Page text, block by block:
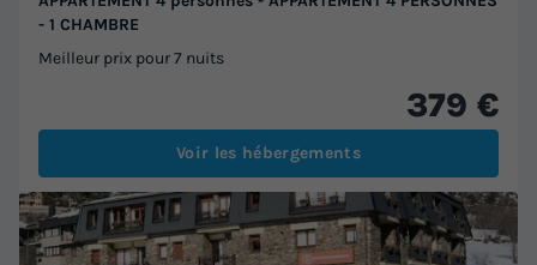
- 1 CHAMBRE
Meilleur prix pour 7 nuits
379 €
Voir les hébergements